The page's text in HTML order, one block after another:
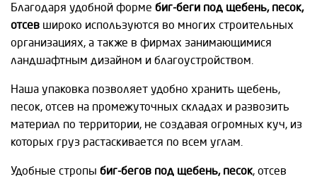
Благодаря удобной форме биг-беги под щебень, песок,
отсев широко используются во многих строительных
организациях, а также в фирмах занимающимися
ландшафтным дизайном и благоустройством.
Наша упаковка позволяет удобно хранить щебень,
песок, отсев на промежуточных складах и развозить
материал по территории, не создавая огромных куч, из
которых груз растаскивается по всем углам.
Удобные стропы биг-бегов под щебень, песок, отсев